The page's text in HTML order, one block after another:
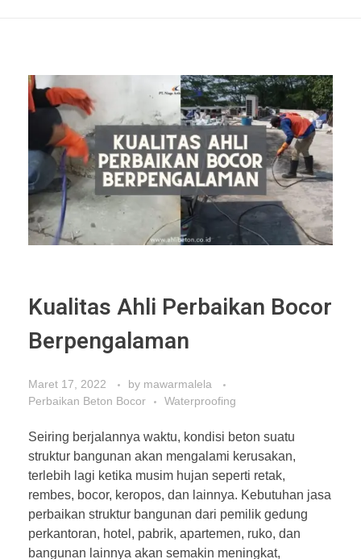
Kualitas Ahli Perbaikan Bocor
Berpengalaman
Maret 17, 2022 by mawarmalela
Perbaikan Beton Bocor
Waterproofing
Seiring berjalannya waktu, kondisi beton suatu
struktur bangunan akan mengalami kerusakan,
terlebih lagi ketika musim hujan seperti retak,
rembes, bocor, keropos, dan lainnya. Kebutuhan jasa
perbaikan struktur bangunan dari pemilik gedung
perkantoran, hotel, pabrik, apartemen, ruko, dan
bangunan lainnya akan semakin meningkat,